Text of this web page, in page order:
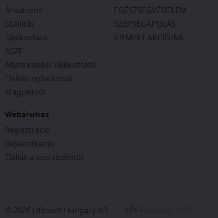
akár laptopok töltését útközben. A 24 V-os
rendszer részeként kompatibilis többek között
fűnyírókkal, láncfűrészekkel, magasnyomású
mosókkal és elektromos szerszámokkal is.
Sokoldalú, modern energiaforrás munkához
és szabadidős tevékenységekhez egyaránt.
Akkumulátor kapacitása, Ah:4
Töltési idő:120 perc
USB:Igen
Töltésjelző:Igen
Csomagolás méret:16 x 8.5 x 6.5 cm
Típusok: Greenworks:
Áruátvétel
Szállítás
Tájékoztató
ÁSZF
Adatkezelési Tájékoztató
Elállási nyilatkozat
Magunkról
EGÉSZSÉGVÉDELEM
SZÉPSÉGÁPOLÁS
KIEMELT AKCIÓINK
Webáruház
Regisztráció
Bejelentkezés
Elállás a szerződéstől
© 2026 Lifetech Hungary Kft.